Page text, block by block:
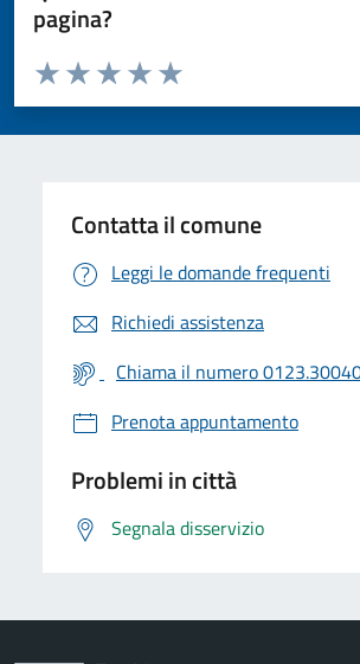
pagina?
Valuta da 1 a 5 stelle la pagina
Valuta 5 stelle su 5
Valuta 4 stelle su 5
Valuta 3 stelle su 5
Valuta 2 stelle su 5
Valuta 1 stelle su 5
Contatta il comune
Leggi le domande frequenti
Richiedi assistenza
Chiama il numero
Prenota appuntamento
Problemi in città
Segnala disservizio